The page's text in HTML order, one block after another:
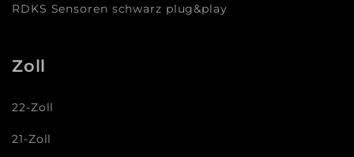
RDKS Sensoren schwarz plug&play
Zoll
22-Zoll
21-Zoll